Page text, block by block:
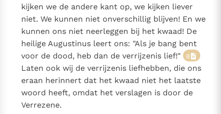
kijken we de andere kant op, we kijken liever
niet. We kunnen niet onverschillig blijven! En we
kunnen ons niet neerleggen bij het kwaad! De
heilige Augustinus leert ons: "Als je bang bent
voor de dood, heb dan de verrijzenis lief!"
8
Laten ook wij de verrijzenis liefhebben, die ons
eraan herinnert dat het kwaad niet het laatste
woord heeft, omdat het verslagen is door de
Verrezene.